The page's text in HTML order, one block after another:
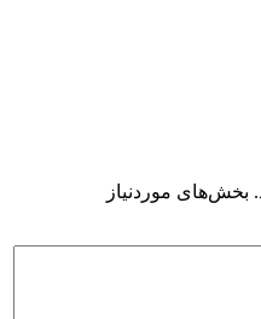
بخش‌های موردنیاز